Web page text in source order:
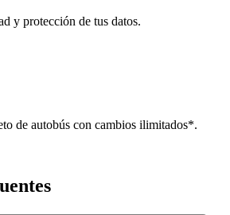
y protección de tus datos.
de autobús con cambios ilimitados*.